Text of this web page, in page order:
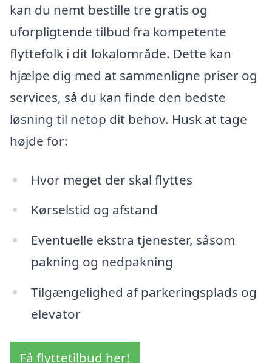
kan du nemt bestille tre gratis og
uforpligtende tilbud fra kompetente
flyttefolk i dit lokalområde. Dette kan
hjælpe dig med at sammenligne priser og
services, så du kan finde den bedste
løsning til netop dit behov. Husk at tage
højde for:
Hvor meget der skal flyttes
Kørselstid og afstand
Eventuelle ekstra tjenester, såsom
pakning og nedpakning
Tilgængelighed af parkeringsplads og
elevator
Få flyttetilbud her!